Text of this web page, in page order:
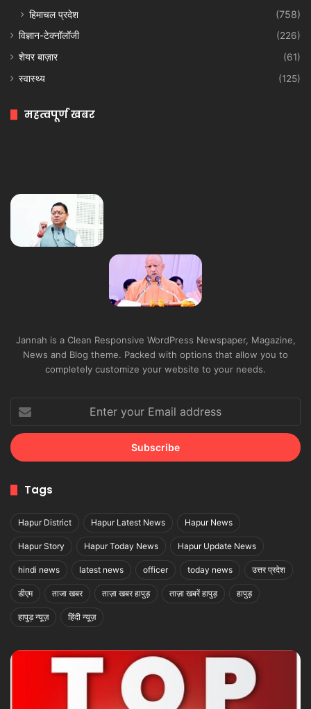
हिमाचल प्रदेश
(758)
विज्ञान-टेक्नॉलॉजी
(226)
शेयर बाज़ार
(61)
स्वास्थ्य
(125)
महत्वपूर्ण खबर
Jannah is a Clean Responsive WordPress Newspaper, Magazine,
News and Blog theme. Packed with options that allow you to
completely customize your website to your needs.
your
Email
address
Tags
Hapur District Hapur Latest News Hapur News
Hapur Story Hapur Today News Hapur Update News
hindi news latest news officer today news उत्तर प्रदेश
डीएम ताजा खबर ताज़ा खबर हापुड़ ताज़ा खबरें हापुड़ हापुड़
हापुड़ न्यूज़ हिंदी न्यूज़